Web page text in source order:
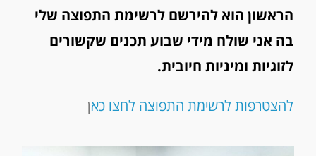
הראשון הוא להירשם לרשימת התפוצה שלי
בה אני שולח מידי שבוע תכנים שקשורים
לזוגיות ומיניות חיובית.
להצטרפות לרשימת התפוצה לחצו כאן